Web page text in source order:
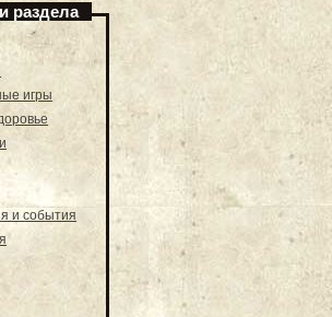
раздела
игры
и события